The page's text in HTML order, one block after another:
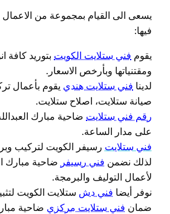
يسعى الى القيام بمجموعة من الاعمال
فيها:
يقوم فني ستلايت الكويت بتوريد كافة
ومقتنياتها وبأرخص الاسعار.
لدينا فني ستلايت هندي يقوم بأعمال
صيانة ستلايت، اصلاح ستلايت.
رقم فني ستلايت ضاحية مبارك
على مدار الساعة.
فني ستلايت رسيفر الكويت لتركيب
لذلك نضمن فني رسيفر
ضاحية مبارك
لأعمال التوليف والبرمجة.
نوفر أيضا فني دش ستلايت الكويت
ضمان فني ستلايت مركزي ضاحية